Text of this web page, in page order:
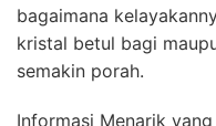
bagaimana
kristal betul bagi
semakin porah.
Informasi Menarik